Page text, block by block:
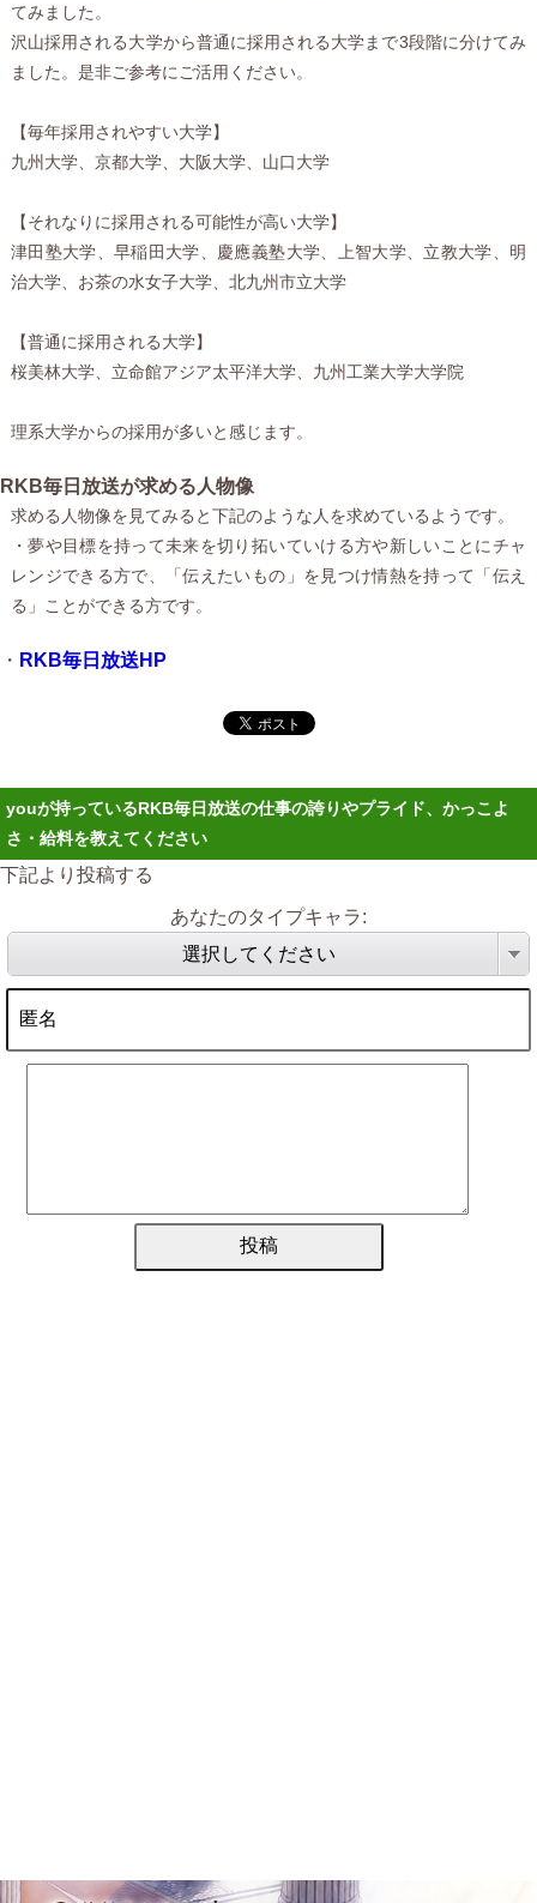
てみました。
沢山採用される大学から普通に採用される大学まで3段階に分けてみ
ました。是非ご参考にご活用ください。
【毎年採用されやすい大学】
九州大学、京都大学、大阪大学、山口大学
【それなりに採用される可能性が高い大学】
津田塾大学、早稲田大学、慶應義塾大学、上智大学、立教大学、明
治大学、お茶の水女子大学、北九州市立大学
【普通に採用される大学】
桜美林大学、立命館アジア太平洋大学、九州工業大学大学院
理系大学からの採用が多いと感じます。
RKB毎日放送が求める人物像
求める人物像を見てみると下記のような人を求めているようです。
・夢や目標を持って未来を切り拓いていける方や新しいことにチャ
レンジできる方で、「伝えたいもの」を見つけ情熱を持って「伝え
る」ことができる方です。
・ RKB毎日放送HP
youが持っているRKB毎日放送の仕事の誇りやプライド、かっこよ
さ・給料を教えてください
下記より投稿する
あなたのタイプキャラ:
選択してください